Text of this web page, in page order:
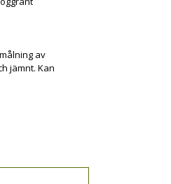
av
jämnt. Kan